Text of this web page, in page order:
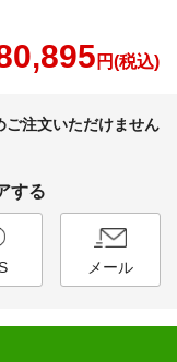
円(税込)
ご注文いただけません
する
メール